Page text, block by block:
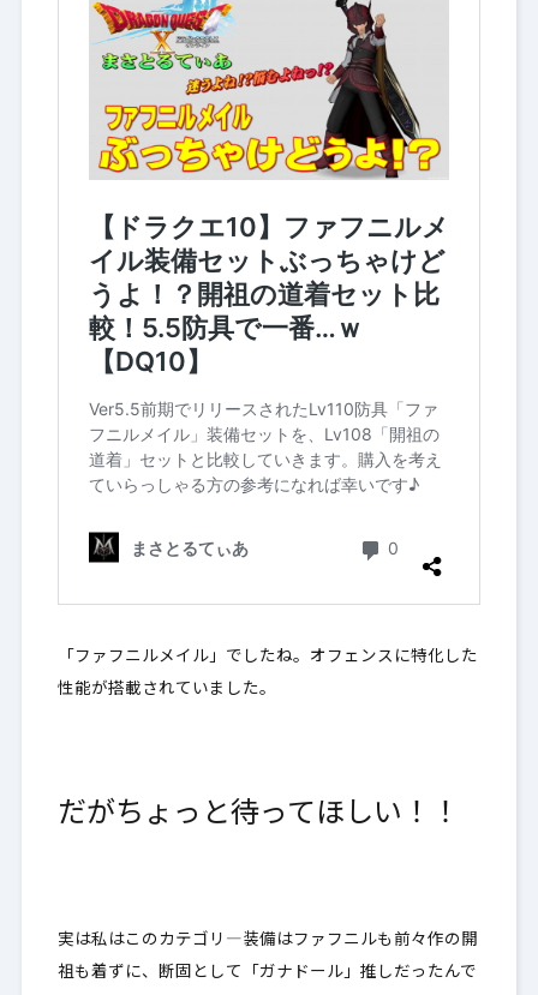
「ファフニルメイル」でしたね。オフェンスに特化した
性能が搭載されていました。
だがちょっと待ってほしい！！
実は私はこのカテゴリ―装備はファフニルも前々作の開
祖も着ずに、断固として「ガナドール」推しだったんで